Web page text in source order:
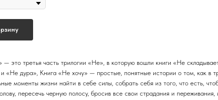
— это третья часть трилогии «Не», в которую вошли книги «Не
и «Не дура», Книга «Не хочу» — простые, понятные истории о том, как в
моменты жизни найти в себе силы, собрать себя из того, что есть,
пересечь черную полосу, бросив все свои страдания и переживания,